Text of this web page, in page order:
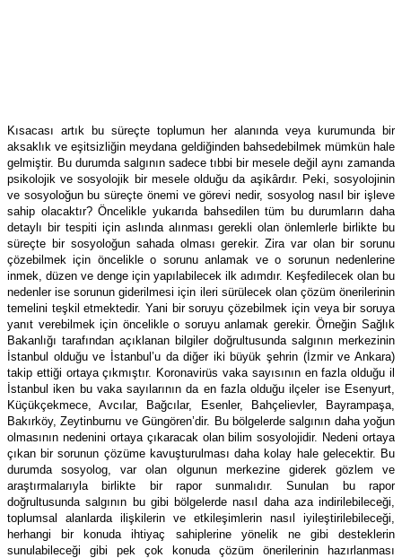
Kısacası artık bu süreçte toplumun her alanında veya kurumunda bir
aksaklık ve eşitsizliğin meydana geldiğinden bahsedebilmek mümkün hale
gelmiştir. Bu durumda salgının sadece tıbbi bir mesele değil aynı zamanda
psikolojik ve sosyolojik bir mesele olduğu da aşikârdır. Peki, sosyolojinin
ve sosyoloğun bu süreçte önemi ve görevi nedir, sosyolog nasıl bir işleve
sahip olacaktır? Öncelikle yukarıda bahsedilen tüm bu durumların daha
detaylı bir tespiti için aslında alınması gerekli olan önlemlerle birlikte bu
süreçte bir sosyoloğun sahada olması gerekir. Zira var olan bir sorunu
çözebilmek için öncelikle o sorunu anlamak ve o sorunun nedenlerine
inmek, düzen ve denge için yapılabilecek ilk adımdır. Keşfedilecek olan bu
nedenler ise sorunun giderilmesi için ileri sürülecek olan çözüm önerilerinin
temelini teşkil etmektedir. Yani bir soruyu çözebilmek için veya bir soruya
yanıt verebilmek için öncelikle o soruyu anlamak gerekir. Örneğin Sağlık
Bakanlığı tarafından açıklanan bilgiler doğrultusunda salgının merkezinin
İstanbul olduğu ve İstanbul’u da diğer iki büyük şehrin (İzmir ve Ankara)
takip ettiği ortaya çıkmıştır. Koronavirüs vaka sayısının en fazla olduğu il
İstanbul iken bu vaka sayılarının da en fazla olduğu ilçeler ise Esenyurt,
Küçükçekmece, Avcılar, Bağcılar, Esenler, Bahçelievler, Bayrampaşa,
Bakırköy, Zeytinburnu ve Güngören’dir. Bu bölgelerde salgının daha yoğun
olmasının nedenini ortaya çıkaracak olan bilim sosyolojidir. Nedeni ortaya
çıkan bir sorunun çözüme kavuşturulması daha kolay hale gelecektir. Bu
durumda sosyolog, var olan olgunun merkezine giderek gözlem ve
araştırmalarıyla birlikte bir rapor sunmalıdır. Sunulan bu rapor
doğrultusunda salgının bu gibi bölgelerde nasıl daha aza indirilebileceği,
toplumsal alanlarda ilişkilerin ve etkileşimlerin nasıl iyileştirilebileceği,
herhangi bir konuda ihtiyaç sahiplerine yönelik ne gibi desteklerin
sunulabileceği gibi pek çok konuda çözüm önerilerinin hazırlanması